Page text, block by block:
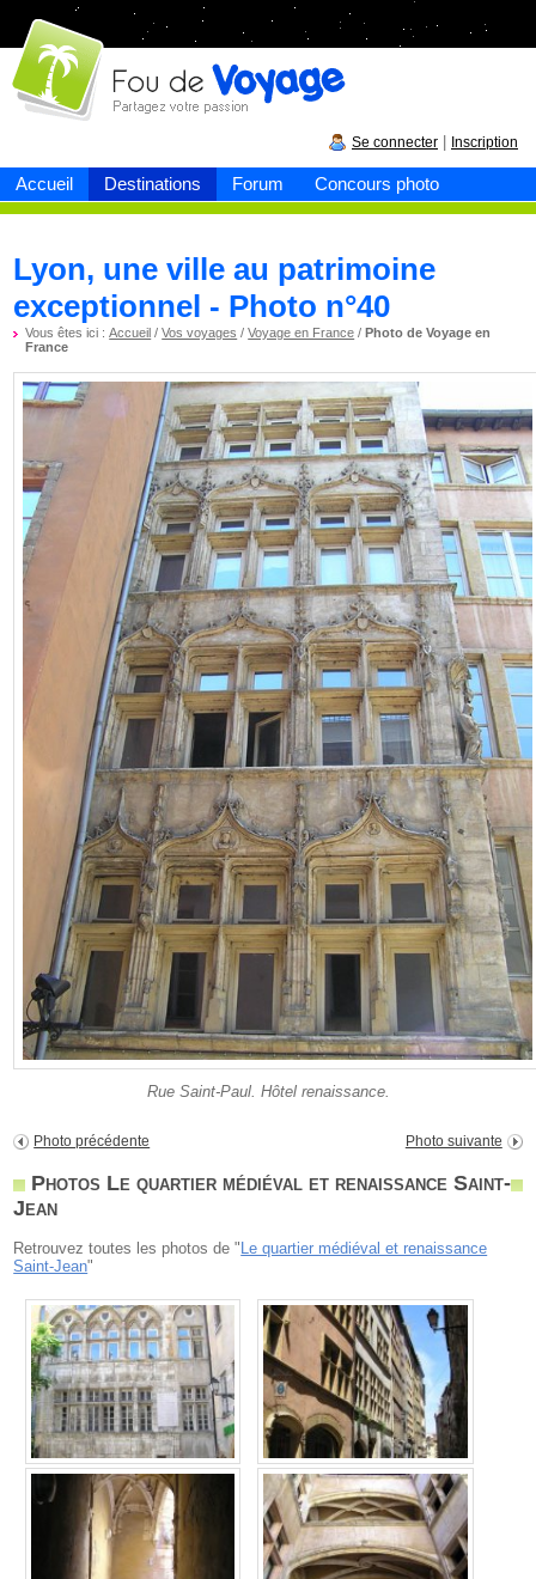
Accueil Destinations Forum Concours photo
Fou devoyage
Se connecter Inscription
Lyon, une ville au patrimoine
exceptionnel - Photo n°40
Vous êtes ici :Accueil /Vos voyages /Voyage en France /Photo de Voyage en
France
Rue Saint-Paul. Hôtel renaissance.
Photo précédente Photo suivante
Photos Le quartier médiéval et renaissance Saint-
Jean
Retrouvez toutes les photos de " Le quartier médiéval et renaissance
Saint-Jean"